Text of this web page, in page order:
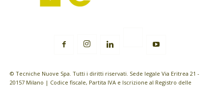
© Tecniche Nuove Spa. Tutti i diritti riservati. Sede legale Via Eritrea 21 -
20157 Milano | Codice fiscale, Partita IVA e Iscrizione al Registro delle